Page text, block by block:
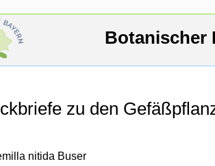
Botanischer
zu den
nitida Buser